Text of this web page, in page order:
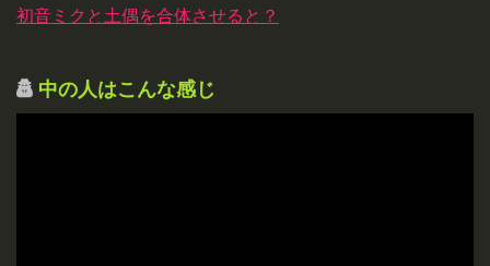
初音ミクと土偶を合体させると？
中の人はこんな感じ